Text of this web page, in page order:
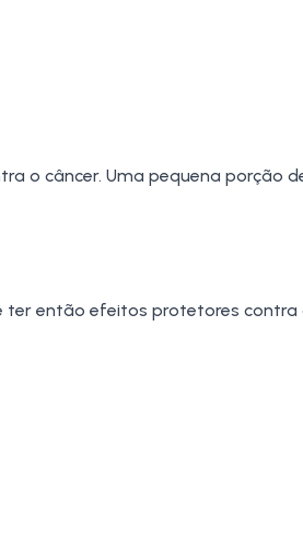
o câncer. Uma pequena porção
ter então efeitos protetores contra